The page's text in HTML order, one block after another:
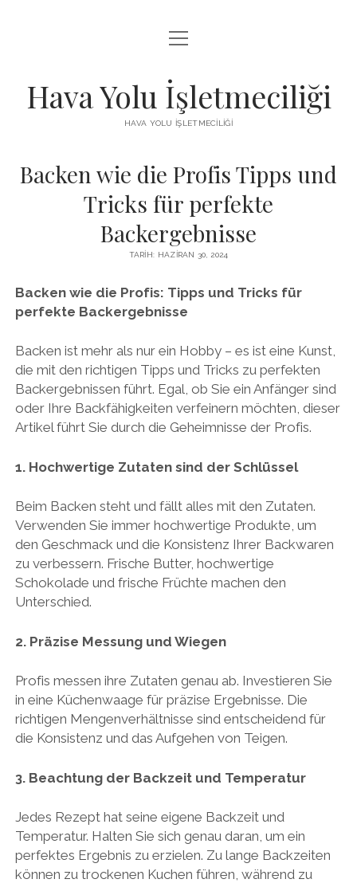
INSTAGRAM BEĞENI KISITLAMASI
LISTE
SAYFA LISTESI
ÜCRETSIZ TIKTOK TAKIPÇI ARTTIRMA
menüyü
aç
Hava Yolu İşletmeciliği
HAVA YOLU İŞLETMECILIĞI
Backen wie die Profis Tipps und
Tricks für perfekte
Backergebnisse
TARIH: HAZIRAN 30, 2024
Backen wie die Profis: Tipps und Tricks für
perfekte Backergebnisse
Backen ist mehr als nur ein Hobby – es ist eine Kunst,
die mit den richtigen Tipps und Tricks zu perfekten
Backergebnissen führt. Egal, ob Sie ein Anfänger sind
oder Ihre Backfähigkeiten verfeinern möchten, dieser
Artikel führt Sie durch die Geheimnisse der Profis.
1. Hochwertige Zutaten sind der Schlüssel
Beim Backen steht und fällt alles mit den Zutaten.
Verwenden Sie immer hochwertige Produkte, um
den Geschmack und die Konsistenz Ihrer Backwaren
zu verbessern. Frische Butter, hochwertige
Schokolade und frische Früchte machen den
Unterschied.
2. Präzise Messung und Wiegen
Profis messen ihre Zutaten genau ab. Investieren Sie
in eine Küchenwaage für präzise Ergebnisse. Die
richtigen Mengenverhältnisse sind entscheidend für
die Konsistenz und das Aufgehen von Teigen.
3. Beachtung der Backzeit und Temperatur
Jedes Rezept hat seine eigene Backzeit und
Temperatur. Halten Sie sich genau daran, um ein
perfektes Ergebnis zu erzielen. Zu lange Backzeiten
können zu trockenen Kuchen führen, während zu